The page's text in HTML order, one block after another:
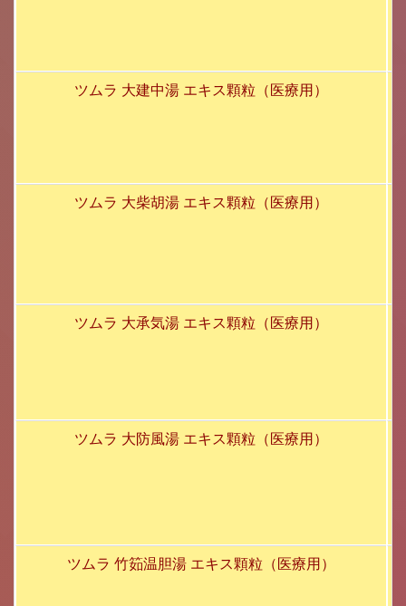
ツムラ 大建中湯 エキス顆粒（医療用）
ツムラ 大柴胡湯 エキス顆粒（医療用）
ツムラ 大承気湯 エキス顆粒（医療用）
ツムラ 大防風湯 エキス顆粒（医療用）
ツムラ 竹筎温胆湯 エキス顆粒（医療用）